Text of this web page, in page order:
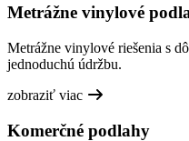
Metrážne vinylové
Metrážne vinylové riešenia s
jednoduchú údržbu.
zobraziť viac
Komerčné podlahy